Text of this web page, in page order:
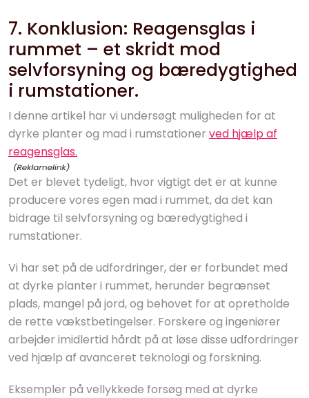
7. Konklusion: Reagensglas i
rummet – et skridt mod
selvforsyning og bæredygtighed
i rumstationer.
I denne artikel har vi undersøgt muligheden for at
dyrke planter og mad i rumstationer ved hjælp af
reagensglas.
Det er blevet tydeligt, hvor vigtigt det er at kunne
producere vores egen mad i rummet, da det kan
bidrage til selvforsyning og bæredygtighed i
rumstationer.
Vi har set på de udfordringer, der er forbundet med
at dyrke planter i rummet, herunder begrænset
plads, mangel på jord, og behovet for at opretholde
de rette vækstbetingelser. Forskere og ingeniører
arbejder imidlertid hårdt på at løse disse udfordringer
ved hjælp af avanceret teknologi og forskning.
Eksempler på vellykkede forsøg med at dyrke